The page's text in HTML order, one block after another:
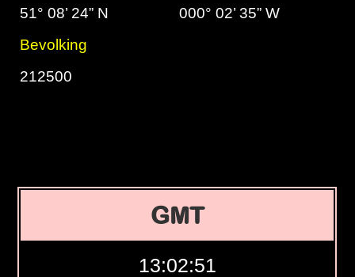
51° 08’ 24” N
000° 02’ 35” W
Bevolking
212500
GMT
13:02:52